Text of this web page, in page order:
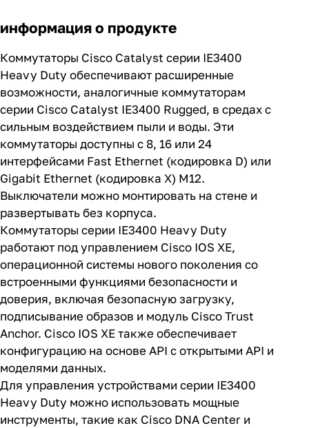
информация о продукте
Коммутаторы Cisco Catalyst серии IE3400
Heavy Duty обеспечивают расширенные
возможности, аналогичные коммутаторам
серии Cisco Catalyst IE3400 Rugged, в средах с
сильным воздействием пыли и воды. Эти
коммутаторы доступны с 8, 16 или 24
интерфейсами Fast Ethernet (кодировка D) или
Gigabit Ethernet (кодировка X) M12.
Выключатели можно монтировать на стене и
развертывать без корпуса.
Коммутаторы серии IE3400 Heavy Duty
работают под управлением Cisco IOS XE,
операционной системы нового поколения со
встроенными функциями безопасности и
доверия, включая безопасную загрузку,
подписывание образов и модуль Cisco Trust
Anchor. Cisco IOS XE также обеспечивает
конфигурацию на основе API с открытыми API и
моделями данных.
Для управления устройствами серии IE3400
Heavy Duty можно использовать мощные
инструменты, такие как Cisco DNA Center и